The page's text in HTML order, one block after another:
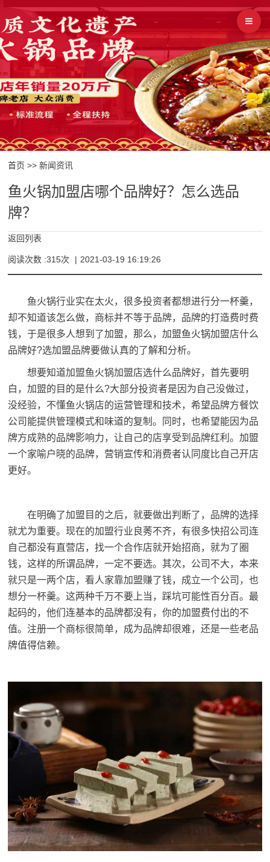
首页 >>新闻资讯
鱼火锅加盟店哪个品牌好？怎么选品
牌？
返回列表
阅读次数 :315次 | 2021-03-19 16:19:26
鱼火锅行业实在太火，很多投资者都想进行分一杯羹，
却不知道该怎么做，商标并不等于品牌，品牌的打造费时费
钱，于是很多人想到了加盟，那么，加盟鱼火锅加盟店什么
品牌好?选加盟品牌要做认真的了解和分析。
想要知道加盟鱼火锅加盟店选什么品牌好，首先要明
白，加盟的目的是什么?大部分投资者是因为自己没做过，
没经验，不懂鱼火锅店的运营管理和技术，希望品牌方餐饮
公司能提供管理模式和味道的复制。同时，也希望能因为品
牌方成熟的品牌影响力，让自己的店享受到品牌红利。加盟
一个家喻户晓的品牌，营销宣传和消费者认同度比自己开店
更好。
在明确了加盟目的之后，就要做出判断了，品牌的选择
就尤为重要。现在的加盟行业良莠不齐，有很多快招公司连
自己都没有直营店，找一个合作店就开始招商，就为了圈
钱，这样的所谓品牌，一定不要选。其次，公司不大，本来
就只是一两个店，看人家靠加盟赚了钱，成立一个公司，也
想分一杯羹。这两种千万不要上当，踩坑可能性百分百。最
起码的，他们连基本的品牌都没有，你的加盟费付出的不
值。注册一个商标很简单，成为品牌却很难，还是一些老品
牌值得信赖。